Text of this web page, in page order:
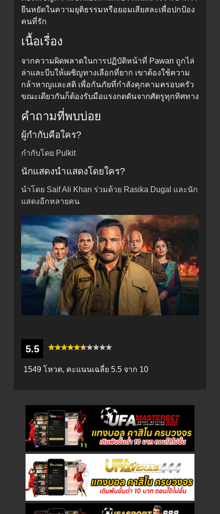
ยืนหยัดในความยุติธรรมหรือยอมเสียสละเพื่อปกป้อง
คนที่รัก
เนื้อเรื่อง
จากความผิดพลาดในการปฏิบัติหน้าที่ Pawan ถูกไล่
ล่าและบีบให้เผชิญทางเลือกที่ยาก เขาต้องใช้ความ
กล้าหาญและสติ เพื่อกันภัยที่กำลังคุกคามครอบครัว
ขณะเดียวกันก็ต้องรับมือแรงกดดันจากศัตรูทุกทิศทาง
คำถามที่พบบ่อย
ผู้กำกับคือใคร?
กำกับโดย Pulkit
นักแสดงนำแสดงโดยใคร?
นำโดย Saif Ali Khan ร่วมด้วย Rasika Dugal และนัก
แสดงอีกหลายคน
5.5
1549 โหวต, คะแนนเฉลี่ย 5.5 จาก 10